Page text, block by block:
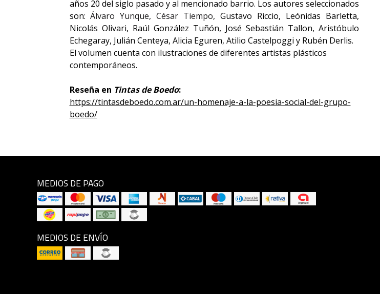
años 20 del siglo pasado y al mencionado barrio. Los autores seleccionados
son:Álvaro Yunque, César Tiempo, Gustavo Riccio, Leónidas Barletta,
Nicolás Olivari, Raúl González Tuñón, José Sebastián Tallon, Aristóbulo
Echegaray, Julián Centeya, Alicia Eguren, Atilio Castelpoggi y Rubén Derlis.
El volumen cuenta con ilustraciones de diferentes artistas plásticos
contemporáneos.
Reseña en Tintas de Boedo:
https://tintasdeboedo.com.ar/un-homenaje-a-la-poesia-social-del-grupo-
boedo/
MEDIOS DE PAGO
MEDIOS DE ENVÍO